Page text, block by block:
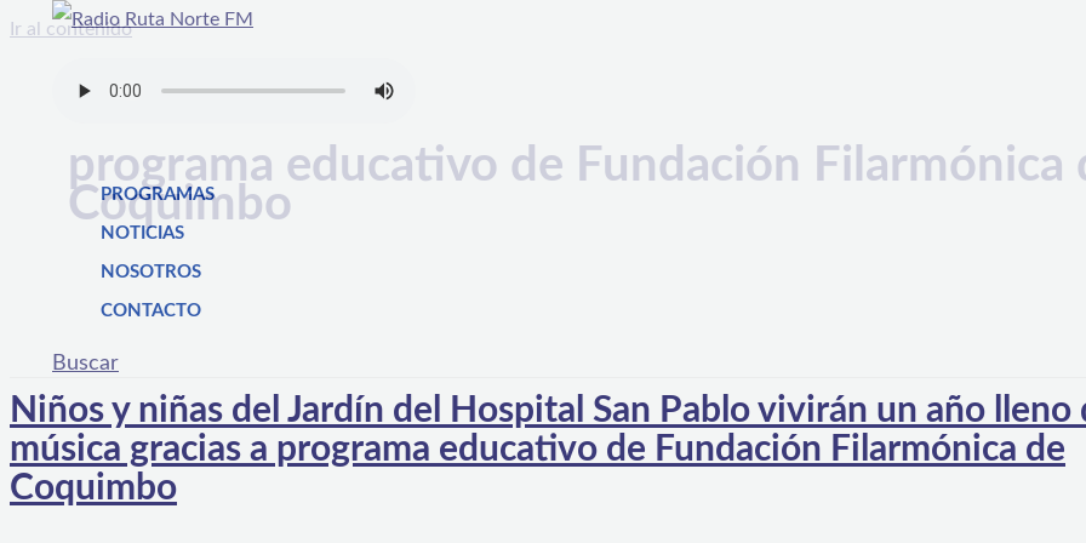
Ir al contenido
PROGRAMAS
NOTICIAS
NOSOTROS
CONTACTO
Buscar
programa educativo de Fundación Filarmónica
Coquimbo
Niños y niñas del Jardín del Hospital San Pablo vivirán un año lleno
música gracias a programa educativo de Fundación Filarmónica de
Coquimbo